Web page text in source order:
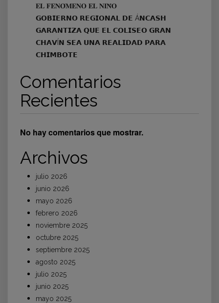
𝐄𝐋 𝐅𝐄𝐍𝐎́𝐌𝐄𝐍𝐎 𝐄𝐋 𝐍𝐈𝐍̃𝐎
𝗚𝗢𝗕𝗜𝗘𝗥𝗡𝗢 𝗥𝗘𝗚𝗜𝗢𝗡𝗔𝗟 𝗗𝗘 Á𝗡𝗖𝗔𝗦𝗛
𝗚𝗔𝗥𝗔𝗡𝗧𝗜𝗭𝗔 𝗤𝗨𝗘 𝗘𝗟 𝗖𝗢𝗟𝗜𝗦𝗘𝗢 𝗚𝗥𝗔𝗡
𝗖𝗛𝗔𝗩Í𝗡 𝗦𝗘𝗔 𝗨𝗡𝗔 𝗥𝗘𝗔𝗟𝗜𝗗𝗔𝗗 𝗣𝗔𝗥𝗔
𝗖𝗛𝗜𝗠𝗕𝗢𝗧𝗘
Comentarios
Recientes
No hay comentarios que mostrar.
Archivos
julio 2026
junio 2026
mayo 2026
febrero 2026
noviembre 2025
octubre 2025
septiembre 2025
agosto 2025
julio 2025
junio 2025
mayo 2025